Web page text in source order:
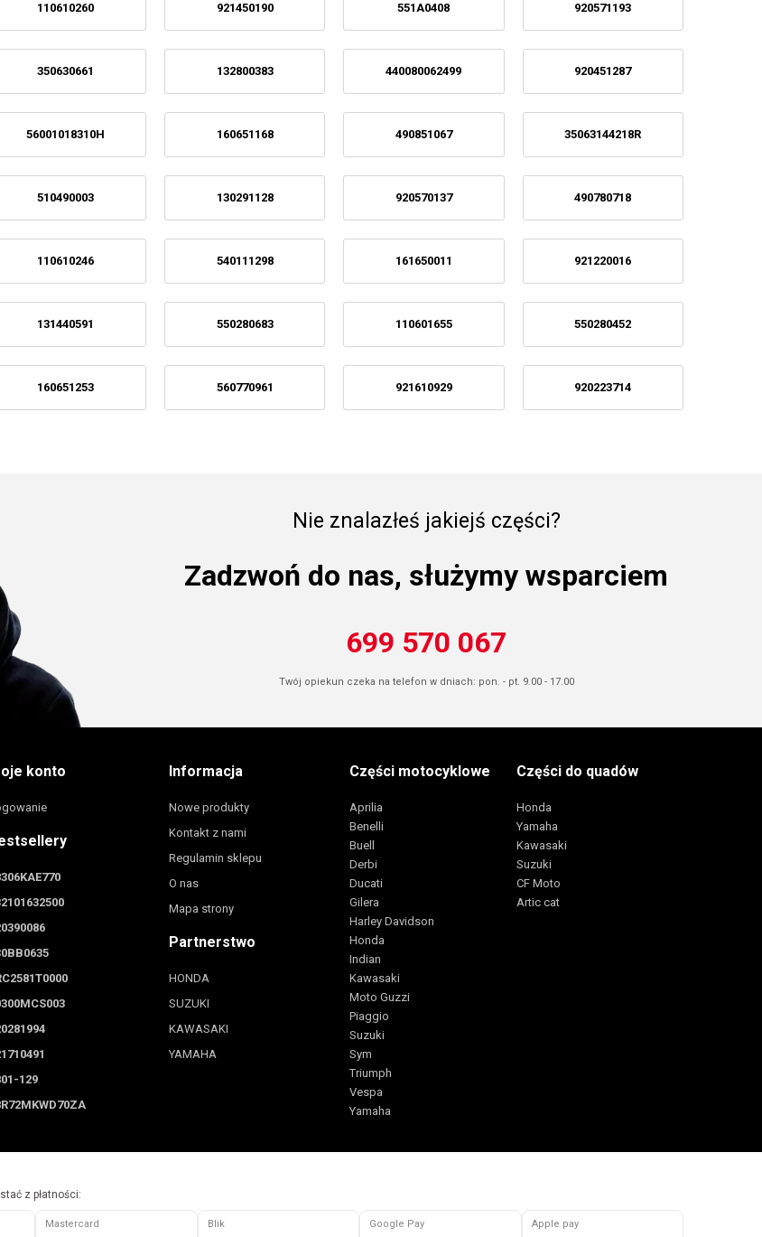
110610260 921450190 551A0408 920571193
350630661 132800383 440080062499 920451287
56001018310H 160651168 490851067 35063144218R
510490003 130291128 920570137 490780718
110610246 540111298 161650011 921220016
131440591 550280683 110601655 550280452
160651253 560770961 921610929 920223714
Nie znalazłeś jakiejś części?
Zadzwoń do nas, służymy wsparciem
699 570 067
Twój opiekun czeka na telefon w dniach: pon. - pt. 9.00 - 17.00
konto
129
Informacja
Nowe produkty
Kontakt z nami
Regulamin sklepu
O nas
Mapa strony
Partnerstwo
HONDA
SUZUKI
KAWASAKI
YAMAHA
Części motocyklowe
Aprilia
Benelli
Buell
Derbi
Ducati
Gilera
Harley Davidson
Honda
Indian
Kawasaki
Moto Guzzi
Piaggio
Suzuki
Sym
Triumph
Vespa
Yamaha
Części do quadów
Honda
Yamaha
Kawasaki
Suzuki
CF Moto
Artic cat
z płatności:
Mastercard Blik Google Pay Apple pay